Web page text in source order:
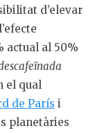
d’elevar
actual al 50%
el qual
de París i
planetàries